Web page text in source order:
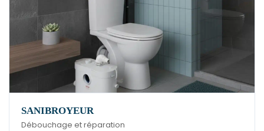
SANIBROYEUR
Débouchage et réparation